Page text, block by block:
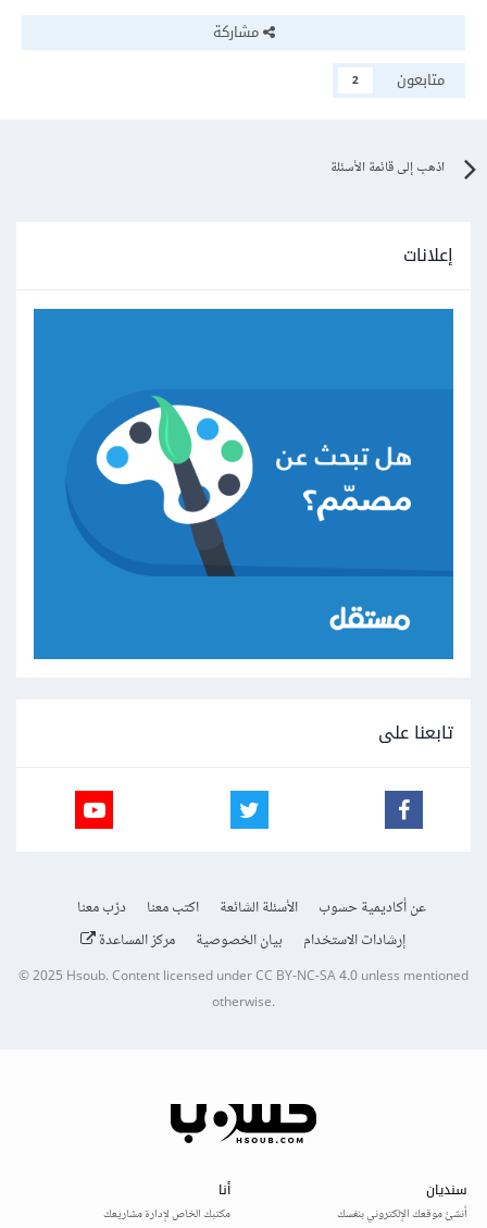
مشاركة
متابعون
2
اذهب إلى قائمة الأسئلة
إعلانات
تابعنا على
عن أكاديمية حسوب الأسئلة الشائعة اكتب معنا
درّب معنا
إرشادات الاستخدام
بيان الخصوصية مركز المساعدة
© 2025Hsoub.Content licensed underCC BY-NC-SA 4.0unless mentioned
otherwise.